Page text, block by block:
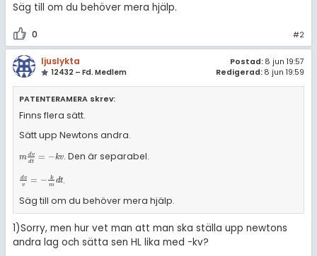
Säg till om du behöver mera hjälp.
0 #2
ljuslykta
12432 – Fd. Medlem
Postad: 8 jun 19:57
Redigerad: 8 jun 19:59
PATENTERAMERA skrev:
Finns flera sätt.
Sätt upp Newtons andra.
m dv
dt
= −kv
mdvd =-kv
. Den är separabel.
dv
v
= −
k
m dt
dv v=-kmd
.
Säg till om du behöver mera hjälp.
1)Sorry, men hur vet man att man ska ställa upp newtons
andra lag och sätta sen HL lika med -kv?